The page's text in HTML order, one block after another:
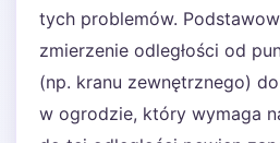
tych problemów.
zmierzenie odległości od
(np. kranu zewnętrznego)
w ogrodzie, który wymaga